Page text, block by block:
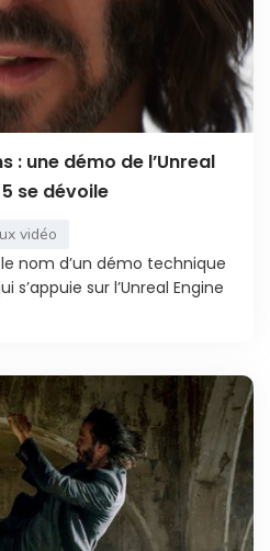
: une démo de l’Unreal
5 se dévoile
vidéo
nom d’un démo technique
s’appuie sur l’Unreal Engine